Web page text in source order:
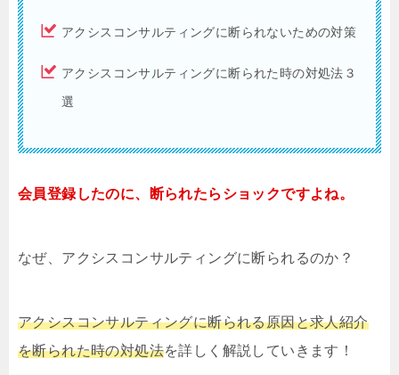
アクシスコンサルティングに断られないための対策
アクシスコンサルティングに断られた時の対処法３
選
会員登録したのに、断られたらショックですよね。
なぜ、アクシスコンサルティングに断られるのか？
アクシスコンサルティングに断られる原因と求人紹介
を断られた時の対処法を詳しく解説していきます！